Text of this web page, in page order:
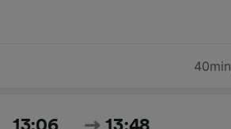
40min